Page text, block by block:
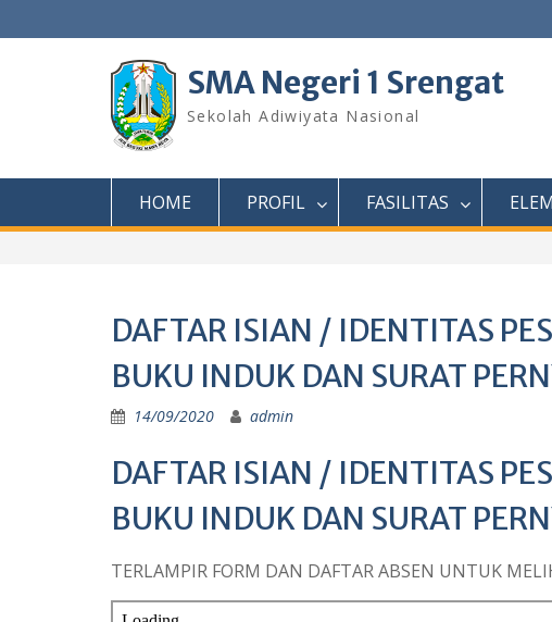
to
SMA Negeri 1 Srengat
Sekolah Adiwiyata Nasional
HOME PROFIL FASILITAS
DAFTAR ISIAN / IDENTITAS
BUKU INDUK DAN SURAT
14/09/2020 admin
DAFTAR ISIAN / IDENTITAS
BUKU INDUK DAN SURAT
TERLAMPIR FORM DAN DAFTAR ABSEN UNTUK